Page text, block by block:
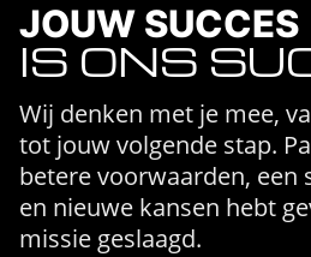
JOUW SUCCES
IS ONS
Wij denken met je mee,
tot jouw volgende stap.
betere voorwaarden, een
en nieuwe kansen hebt
missie geslaagd.